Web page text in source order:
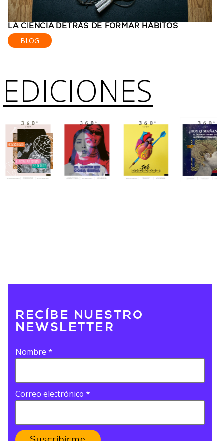
LA CIENCIA DETRÁS DE FORMAR HÁBITOS
BLOG
EDICIONES
RECÍBE NUESTRO
NEWSLETTER
Nombre *
Correo electrónico *